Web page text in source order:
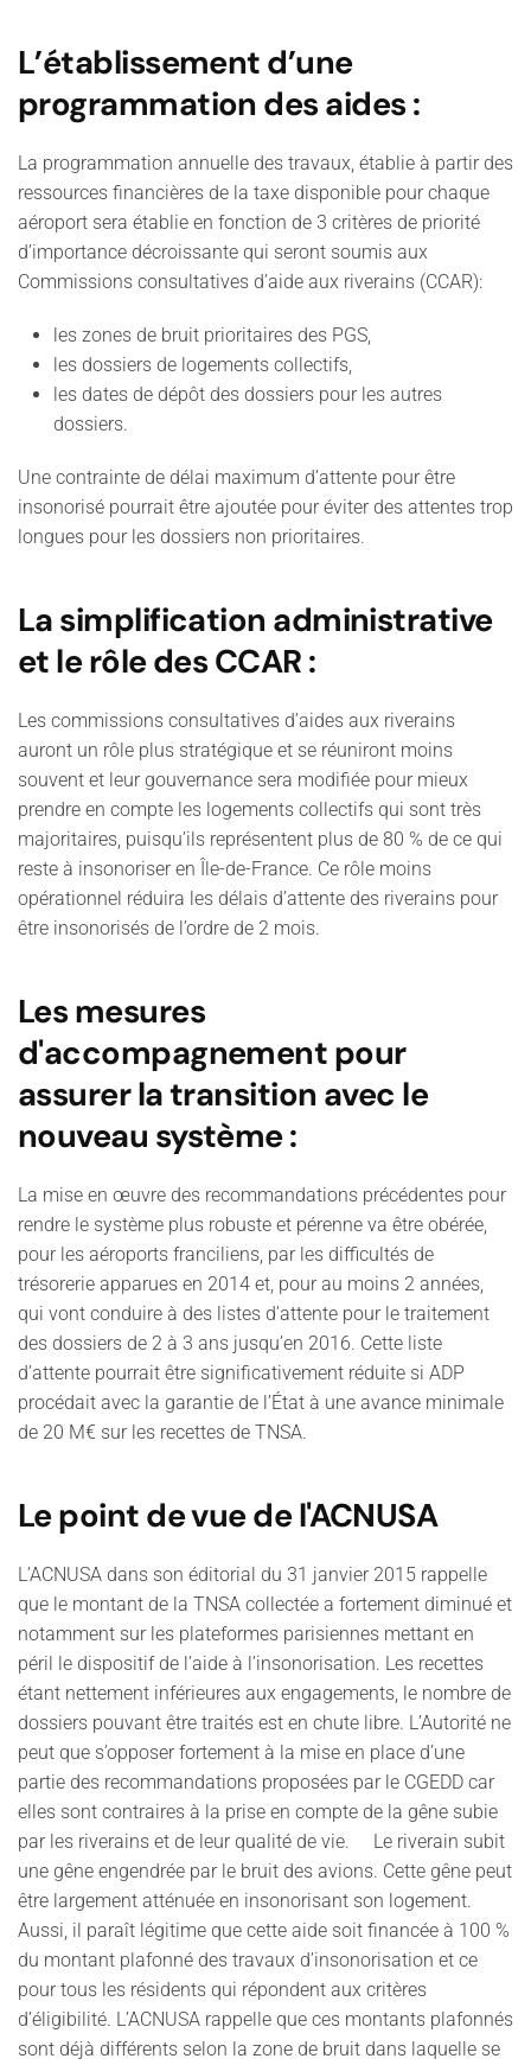
L’établissement d’une
programmation des aides :
La programmation annuelle des travaux, établie à partir des
ressources financières de la taxe disponible pour chaque
aéroport sera établie en fonction de 3 critères de priorité
d’importance décroissante qui seront soumis aux
Commissions consultatives d’aide aux riverains (CCAR):
les zones de bruit prioritaires des PGS,
les dossiers de logements collectifs,
les dates de dépôt des dossiers pour les autres
dossiers.
Une contrainte de délai maximum d’attente pour être
insonorisé pourrait être ajoutée pour éviter des attentes trop
longues pour les dossiers non prioritaires.
La simplification administrative
et le rôle des CCAR :
Les commissions consultatives d’aides aux riverains
auront un rôle plus stratégique et se réuniront moins
souvent et leur gouvernance sera modifiée pour mieux
prendre en compte les logements collectifs qui sont très
majoritaires, puisqu’ils représentent plus de 80 % de ce qui
reste à insonoriser en Île-de-France. Ce rôle moins
opérationnel réduira les délais d’attente des riverains pour
être insonorisés de l’ordre de 2 mois.
Les mesures
d'accompagnement pour
assurer la transition avec le
nouveau système :
La mise en œuvre des recommandations précédentes pour
rendre le système plus robuste et pérenne va être obérée,
pour les aéroports franciliens, par les difficultés de
trésorerie apparues en 2014 et, pour au moins 2 années,
qui vont conduire à des listes d’attente pour le traitement
des dossiers de 2 à 3 ans jusqu’en 2016. Cette liste
d’attente pourrait être significativement réduite si ADP
procédait avec la garantie de l’État à une avance minimale
de 20 M€ sur les recettes de TNSA.
Le point de vue de l'ACNUSA
L’ACNUSA dans son éditorial du 31 janvier 2015 rappelle
que le montant de la TNSA collectée a fortement diminué et
notamment sur les plateformes parisiennes mettant en
péril le dispositif de l’aide à l’insonorisation. Les recettes
étant nettement inférieures aux engagements, le nombre de
dossiers pouvant être traités est en chute libre. L’Autorité ne
peut que s’opposer fortement à la mise en place d’une
partie des recommandations proposées par le CGEDD car
elles sont contraires à la prise en compte de la gêne subie
par les riverains et de leur qualité de vie. Le riverain subit
une gêne engendrée par le bruit des avions. Cette gêne peut
être largement atténuée en insonorisant son logement.
Aussi, il paraît légitime que cette aide soit financée à 100 %
du montant plafonné des travaux d’insonorisation et ce
pour tous les résidents qui répondent aux critères
d’éligibilité. L’ACNUSA rappelle que ces montants plafonnés
sont déjà différents selon la zone de bruit dans laquelle se